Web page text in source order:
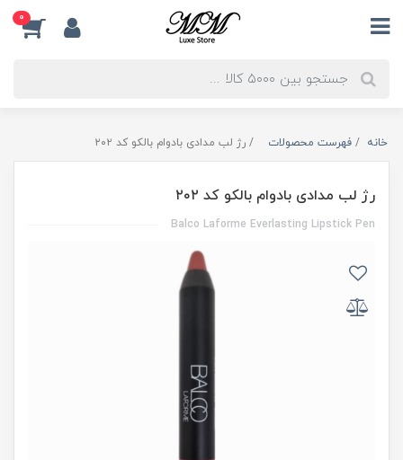
0
خانه فهرست محصولات رژ لب مدادی بادوام بالکو کد ۲۰۲
رژ لب مدادی بادوام بالکو کد ۲۰۲
Balco Laforme Everlasting Lipstick Pen